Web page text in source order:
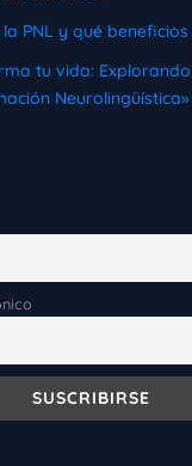
la PNL y qué beneficios
tu vida: